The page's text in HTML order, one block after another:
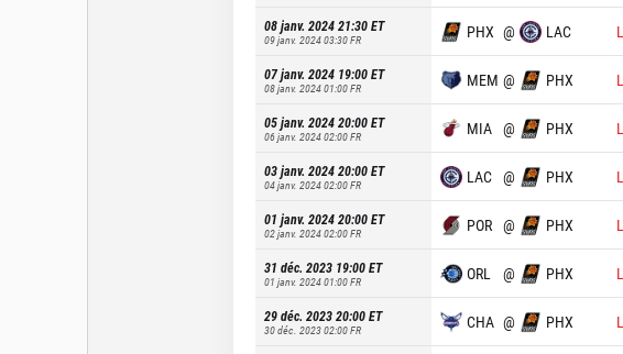
08 janv. 2024 21:30ET
09 janv. 2024 03:30FR PHX @ LAC L
07 janv. 2024 19:00ET
08 janv. 2024 01:00FR MEM @ PHX L
05 janv. 2024 20:00ET
06 janv. 2024 02:00FR MIA @ PHX L
03 janv. 2024 20:00ET
04 janv. 2024 02:00FR LAC @ PHX L
01 janv. 2024 20:00ET
02 janv. 2024 02:00FR POR @ PHX L
31 déc. 2023 19:00ET
01 janv. 2024 01:00FR ORL @ PHX L
29 déc. 2023 20:00ET
30 déc. 2023 02:00FR CHA @ PHX L